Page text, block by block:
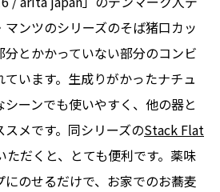
ンツのシリーズのそば猪口カッ
とかかっていない部分のコンビ
います。生成りがかったナチュ
ーンでも使いやすく、他の器と
メです。同シリーズのStack Flat
ただくと、とても便利です。薬味
のせるだけで、お家でのお蕎麦